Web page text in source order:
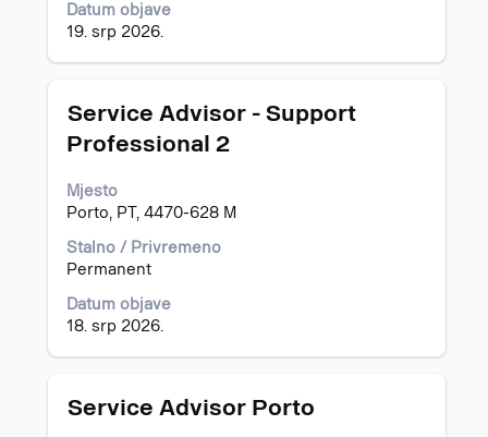
Datum objave
19. srp 2026.
o
poslu.
Naziv
Service Advisor - Support
Professional 2
Mjesto
Porto, PT, 4470-628 M
Stalno / Privremeno
Permanent
Datum objave
18. srp 2026.
Odaberite
kako
prikazali
čitav
sadržaj
informacija
poslu.
Naziv
Service Advisor Porto
Odaberite